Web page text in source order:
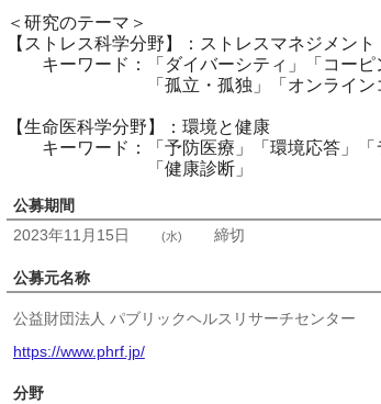
＜研究のテーマ＞
【ストレス科学分野】：ストレスマネジメント
キーワード：「ダイバーシティ」「コーピ
「孤立・孤独」「オンラインコミ
【生命医科学分野】：環境と健康
キーワード：「予防医療」「環境応答」「
「健康診断」
公募期間
2023年11月15日
(水) 締切
公募元名称
公益財団法人 パブリックヘルスリサーチセンター
https://www.phrf.jp/
分野